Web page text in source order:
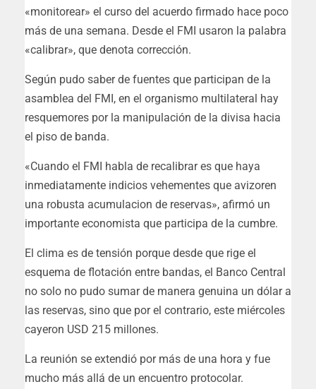
«monitorear» el curso del acuerdo firmado hace poco
más de una semana. Desde el FMI usaron la palabra
«calibrar», que denota corrección.
Según pudo saber de fuentes que participan de la
asamblea del FMI, en el organismo multilateral hay
resquemores por la manipulación de la divisa hacia
el piso de banda.
«Cuando el FMI habla de recalibrar es que haya
inmediatamente indicios vehementes que avizoren
una robusta acumulacion de reservas», afirmó un
importante economista que participa de la cumbre.
El clima es de tensión porque desde que rige el
esquema de flotación entre bandas, el Banco Central
no solo no pudo sumar de manera genuina un dólar a
las reservas, sino que por el contrario, este miércoles
cayeron USD 215 millones.
La reunión se extendió por más de una hora y fue
mucho más allá de un encuentro protocolar.